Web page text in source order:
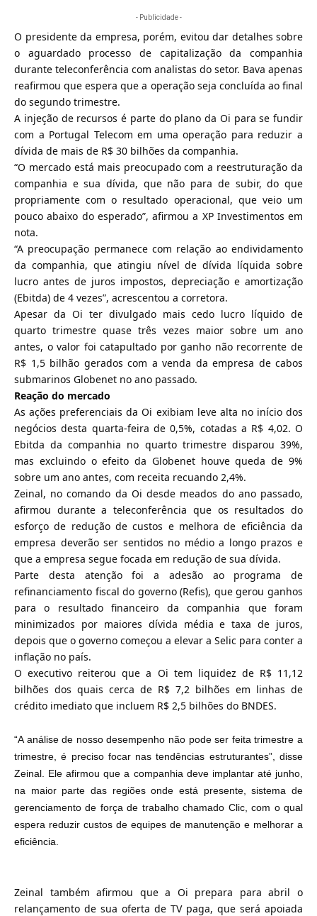
- Publicidade -
O presidente da empresa, porém, evitou dar detalhes sobre
o aguardado processo de capitalização da companhia
durante teleconferência com analistas do setor. Bava apenas
reafirmou que espera que a operação seja concluída ao final
do segundo trimestre.
A injeção de recursos é parte do plano da Oi para se fundir
com a Portugal Telecom em uma operação para reduzir a
dívida de mais de R$ 30 bilhões da companhia.
“O mercado está mais preocupado com a reestruturação da
companhia e sua dívida, que não para de subir, do que
propriamente com o resultado operacional, que veio um
pouco abaixo do esperado”, afirmou a XP Investimentos em
nota.
“A preocupação permanece com relação ao endividamento
da companhia, que atingiu nível de dívida líquida sobre
lucro antes de juros impostos, depreciação e amortização
(Ebitda) de 4 vezes”, acrescentou a corretora.
Apesar da Oi ter divulgado mais cedo lucro líquido de
quarto trimestre quase três vezes maior sobre um ano
antes, o valor foi catapultado por ganho não recorrente de
R$ 1,5 bilhão gerados com a venda da empresa de cabos
submarinos Globenet no ano passado.
Reação do mercado
As ações preferenciais da Oi exibiam leve alta no início dos
negócios desta quarta-feira de 0,5%, cotadas a R$ 4,02. O
Ebitda da companhia no quarto trimestre disparou 39%,
mas excluindo o efeito da Globenet houve queda de 9%
sobre um ano antes, com receita recuando 2,4%.
Zeinal, no comando da Oi desde meados do ano passado,
afirmou durante a teleconferência que os resultados do
esforço de redução de custos e melhora de eficiência da
empresa deverão ser sentidos no médio a longo prazos e
que a empresa segue focada em redução de sua dívida.
Parte desta atenção foi a adesão ao programa de
refinanciamento fiscal do governo (Refis), que gerou ganhos
para o resultado financeiro da companhia que foram
minimizados por maiores dívida média e taxa de juros,
depois que o governo começou a elevar a Selic para conter a
inflação no país.
O executivo reiterou que a Oi tem liquidez de R$ 11,12
bilhões dos quais cerca de R$ 7,2 bilhões em linhas de
crédito imediato que incluem R$ 2,5 bilhões do BNDES.
“A análise de nosso desempenho não pode ser feita trimestre a
trimestre, é preciso focar nas tendências estruturantes”, disse
Zeinal. Ele afirmou que a companhia deve implantar até junho,
na maior parte das regiões onde está presente, sistema de
gerenciamento de força de trabalho chamado Clic, com o qual
espera reduzir custos de equipes de manutenção e melhorar a
eficiência.
Zeinal também afirmou que a Oi prepara para abril o
relançamento de sua oferta de TV paga, que será apoiada